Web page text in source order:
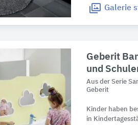
Galerie
Geberit
und
Aus der Serie
Geberit
Kinder haben
in